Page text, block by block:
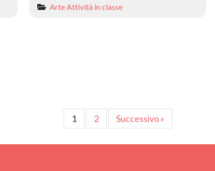
ArteAttività in classe
Paginazione
1 2 Successivo »